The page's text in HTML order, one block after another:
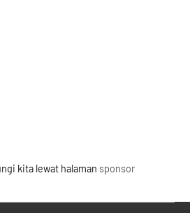
kita lewat halaman sponsor